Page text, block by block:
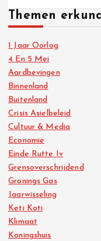
Themen
1 Jaar Oorlog
4 En 5 Mei
Aardbevingen
Binnenland
Buitenland
Crisis Asielbeleid
Cultuur & Media
Economie
Einde Rutte Iv
Grensoverschrijdend
Gronings Gas
Jaarwisseling
Keti Koti
Klimaat
Koningshuis